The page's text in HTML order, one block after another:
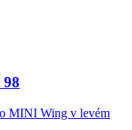
MINI Wing v levém